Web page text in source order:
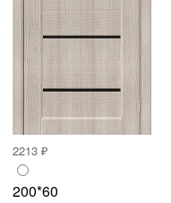
2213 ₽
200*60